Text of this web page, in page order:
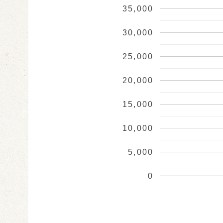
0
5,000
10,000
15,000
20,000
25,000
30,000
35,000